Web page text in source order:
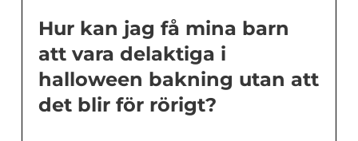
Hur kan jag få mina barn
att vara delaktiga i
halloween bakning utan att
det blir för rörigt?